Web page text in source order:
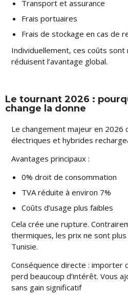
Transport et assurance
Frais portuaires
Frais de stockage en cas de
Individuellement, ces coûts sont
réduisent l’avantage global.
Le tournant 2026 :
change la donne
Le changement majeur en 2026
électriques et hybrides
Avantages principaux :
0% droit de consommation
TVA réduite à environ 7%
Coûts d’usage plus faibles
Cela crée une rupture.
thermiques, les prix ne sont
Tunisie.
Conséquence directe : importer
perd beaucoup d’intérêt. Vous
sans gain significatif